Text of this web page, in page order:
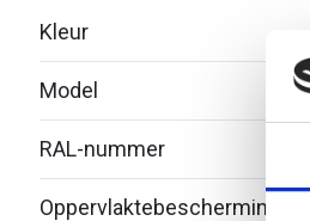
Kleur
Model
RAL-nummer
Oppervlaktebescherming